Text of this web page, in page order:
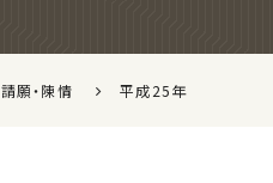
請願・陳情 平成25年